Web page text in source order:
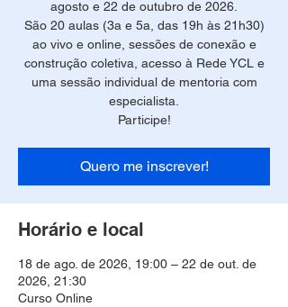
agosto e 22 de outubro de 2026.
São 20 aulas (3a e 5a, das 19h às 21h30)
ao vivo e online, sessões de conexão e
construção coletiva, acesso à Rede YCL e
uma sessão individual de mentoria com
especialista.
Participe!
Quero me inscrever!
Horário e local
18 de ago. de 2026, 19:00 – 22 de out. de
2026, 21:30
Curso Online